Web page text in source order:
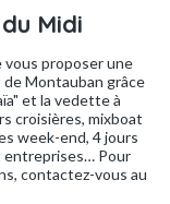
Midi
vous proposer une
Montauban grâce
et la vedette à
croisières, mixboat
week-end, 4 jours
entreprises… Pour
contactez-vous au